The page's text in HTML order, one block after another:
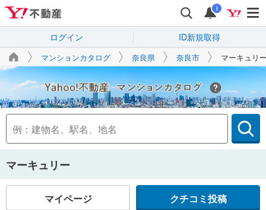
i
ログイン ID新規取得
マンションカタログ 奈良県 奈良市 マーキュリ
Yahoo!不動産
マーキュリー
マイページ クチコミ投稿